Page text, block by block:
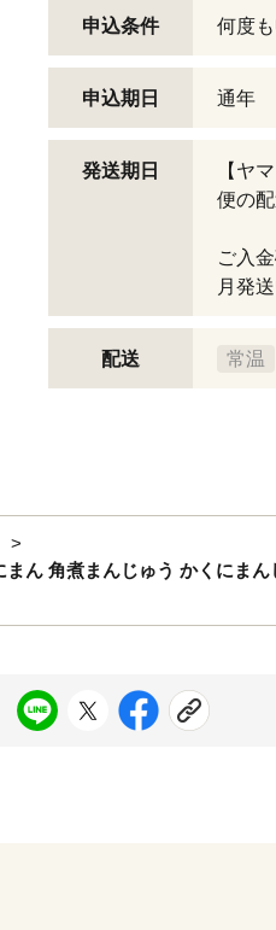
申込条件 何度
申込期日 通年
発送期日
【ヤ
便の
ご入
月発
配送 常温
ん 角煮まんじゅう かくにま